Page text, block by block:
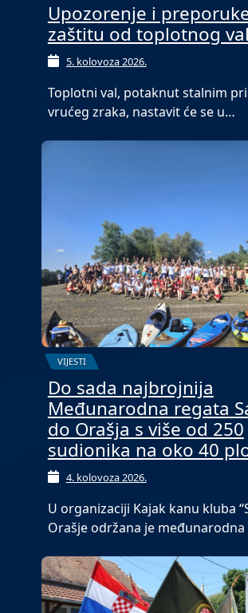
Upozorenje i
zaštitu od toplotnog
5. kolovoza 2026.
Toplotni val, potaknut stalnim
vrućeg zraka, nastavit će se u…
VIJESTI
Do sada najbrojnija
Međunarodna regata
do Orašja s više od 250
sudionika na oko 40
4. kolovoza 2026.
U organizaciji Kajak kanu kluba
Orašje održana je